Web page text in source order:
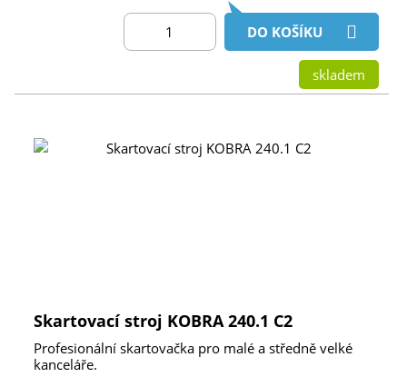
DO KOŠÍKU
skladem
Skartovací stroj KOBRA 240.1 C2
Profesionální skartovačka pro malé a středně velké
kanceláře.